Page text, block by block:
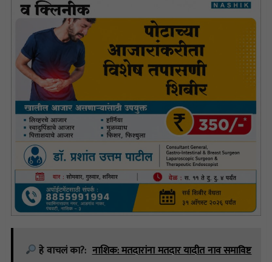
हे वाचलं का?: नाशिक: मतदारांना मतदार यादीत नाव समाविष्ट